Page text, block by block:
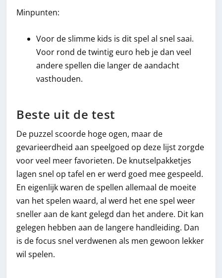
Minpunten:
Voor de slimme kids is dit spel al snel saai.
Voor rond de twintig euro heb je dan veel
andere spellen die langer de aandacht
vasthouden.
Beste uit de test
De puzzel scoorde hoge ogen, maar de
gevarieerdheid aan speelgoed op deze lijst zorgde
voor veel meer favorieten. De knutselpakketjes
lagen snel op tafel en er werd goed mee gespeeld.
En eigenlijk waren de spellen allemaal de moeite
van het spelen waard, al werd het ene spel weer
sneller aan de kant gelegd dan het andere. Dit kan
gelegen hebben aan de langere handleiding. Dan
is de focus snel verdwenen als men gewoon lekker
wil spelen.